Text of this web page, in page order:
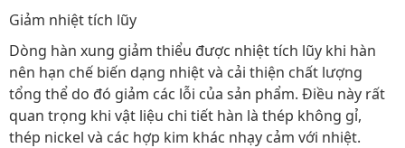
Giảm nhiệt tích lũy
Dòng hàn xung giảm thiểu được nhiệt tích lũy khi hàn
nên hạn chế biến dạng nhiệt và cải thiện chất lượng
tổng thể do đó giảm các lỗi của sản phẩm. Điều này rất
quan trọng khi vật liệu chi tiết hàn là thép không gỉ,
thép nickel và các hợp kim khác nhạy cảm với nhiệt.